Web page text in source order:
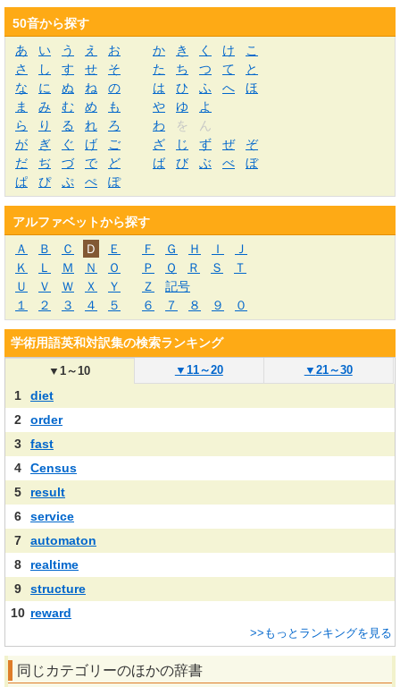
50音から探す
あ
い う え お か き く け
こ
さ
し す せ そ た ち つ て
と
な
に ぬ ね の は ひ ふ へ
ほ
ま
み む め も や ゆ
よ
ら
り る れ ろ わ を
ん
が
ぎ ぐ げ ご ざ じ ず ぜ
ぞ
だ
ぢ づ で ど ば び ぶ べ
ぼ
ぱ
ぴ ぷ ぺ ぽ
アルファベットから探す
Ａ
Ｂ Ｃ Ｄ Ｅ Ｆ Ｇ Ｈ Ｉ
Ｊ
Ｋ
Ｌ Ｍ Ｎ Ｏ Ｐ Ｑ Ｒ Ｓ
Ｔ
Ｕ
Ｖ Ｗ Ｘ Ｙ Ｚ
記号
１
２ ３ ４ ５ ６ ７ ８ ９ ０
学術用語英和対訳集の検索ランキング
▼1～10 ▼ 11～20 ▼ 21～30
1
diet
2
order
3
fast
4
Census
5
result
6
service
7
automaton
8
realtime
9
structure
10 reward
>>もっとランキングを見る
同じカテゴリーのほかの辞書